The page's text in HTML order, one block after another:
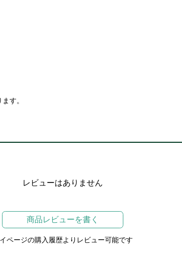
す。
レビューはありません
商品レビューを書く
ページの購入履歴よりレビュー可能です